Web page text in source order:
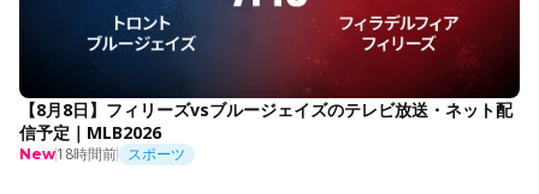
【8月8日】フィリーズvsブルージェイズのテレビ放送・ネット配
信予定｜MLB2026
New18時間前 スポーツ